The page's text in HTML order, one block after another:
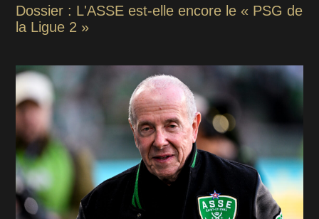
Dossier : L'ASSE est-elle encore le « PSG de
la Ligue 2 »